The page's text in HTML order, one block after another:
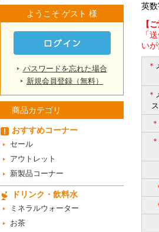
英
【
「
い
＊
＊
＊
＊
ようこそ ゲスト 様
パスワードを忘れた場合
新規会員登録（無料）
商品カテゴリ
おすすめコーナー
セール
アウトレット
新製品コーナー
ドリンク・飲料水
ミネラルウォーター
お茶